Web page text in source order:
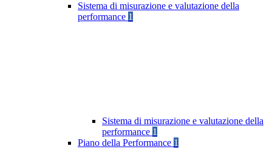
Sistema di misurazione e valutazione della
performance 1
Sistema di misurazione e valutazione della
performance 1
Piano della Performance 1